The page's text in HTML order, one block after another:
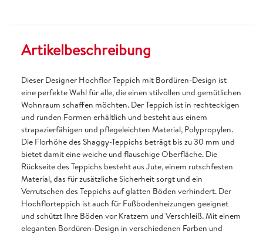
Artikelbeschreibung
Dieser Designer Hochflor Teppich mit Bordüren-Design ist
eine perfekte Wahl für alle, die einen stilvollen und gemütlichen
Wohnraum schaffen möchten. Der Teppich ist in rechteckigen
und runden Formen erhältlich und besteht aus einem
strapazierfähigen und pflegeleichten Material, Polypropylen.
Die Florhöhe des Shaggy-Teppichs beträgt bis zu 30 mm und
bietet damit eine weiche und flauschige Oberfläche. Die
Rückseite des Teppichs besteht aus Jute, einem rutschfesten
Material, das für zusätzliche Sicherheit sorgt und ein
Verrutschen des Teppichs auf glatten Böden verhindert. Der
Hochflorteppich ist auch für Fußbodenheizungen geeignet
und schützt Ihre Böden vor Kratzern und Verschleiß. Mit einem
eleganten Bordüren-Design in verschiedenen Farben und